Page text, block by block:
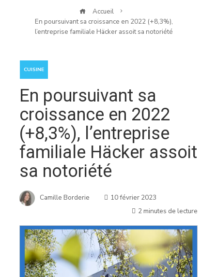
Accueil
En poursuivant sa croissance en 2022 (+8,3%),
l’entreprise familiale Häcker assoit sa notoriété
CUISINE
En poursuivant sa
croissance en 2022
(+8,3%), l’entreprise
familiale Häcker assoit
sa notoriété
Camille Borderie
10 février 2023
2 minutes de lecture